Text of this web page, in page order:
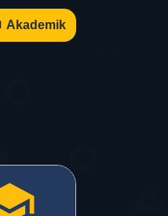
Akademik